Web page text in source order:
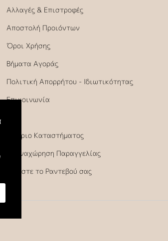
Αλλαγές & Επιστροφές
Αποστολή Προιόντων
Όροι Χρήσης
Βήματα Αγοράς
Πολιτική Απορρήτου - Ιδιωτικότητας
Επικοινωνία
Ωράριο Καταστήματος
Υπαναχώρηση Παραγγελίας
Κλείστε το Ραντεβού σας